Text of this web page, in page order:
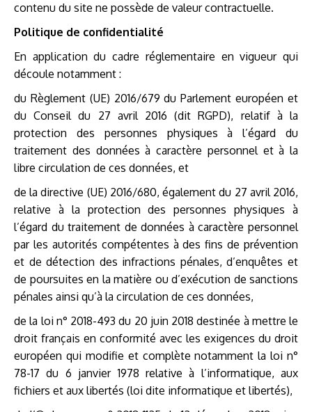
contenu du site ne possède de valeur contractuelle.
Politique de confidentialité
En application du cadre réglementaire en vigueur qui
découle notamment :
du Règlement (UE) 2016/679 du Parlement européen et
du Conseil du 27 avril 2016 (dit RGPD), relatif à la
protection des personnes physiques à l’égard du
traitement des données à caractère personnel et à la
libre circulation de ces données, et
de la directive (UE) 2016/680, également du 27 avril 2016,
relative à la protection des personnes physiques à
l’égard du traitement de données à caractère personnel
par les autorités compétentes à des fins de prévention
et de détection des infractions pénales, d’enquêtes et
de poursuites en la matière ou d’exécution de sanctions
pénales ainsi qu’à la circulation de ces données,
de la loi n° 2018-493 du 20 juin 2018 destinée à mettre le
droit français en conformité avec les exigences du droit
européen qui modifie et complète notamment la loi n°
78-17 du 6 janvier 1978 relative à l’informatique, aux
fichiers et aux libertés (loi dite informatique et libertés),